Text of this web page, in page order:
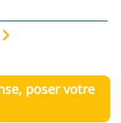
poser votre